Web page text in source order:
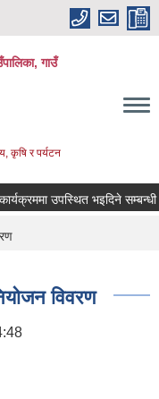
गाउँ
कृषि र पर्यटन
उपस्थित भइदिने सम्बन्धी
विवरण